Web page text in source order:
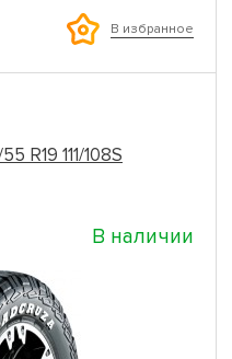
В избранное
R19 111/108S
В наличии